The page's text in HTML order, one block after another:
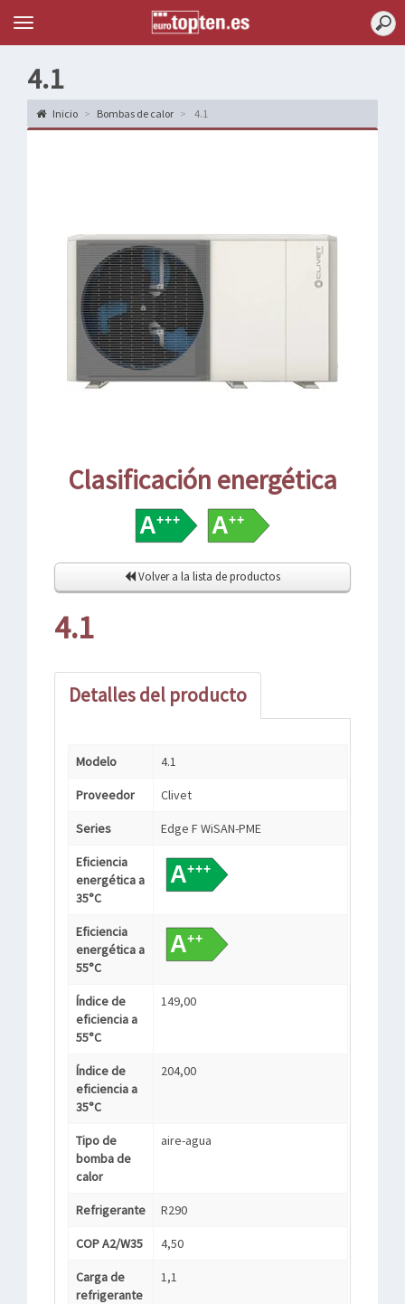
Topten
Menu
4.1
Inicio Bombas de calor 4.1
Clasificación energética
Volver a la lista de productos
4.1
Detalles del producto
Modelo 4.1
Proveedor Clivet
Series Edge F WiSAN-PME
Eficiencia
energética a
35°C
Eficiencia
energética a
55°C
Índice de
eficiencia a
55°C
149,00
Índice de
eficiencia a
35°C
204,00
Tipo de
bomba de
calor
aire-agua
Refrigerante R290
COP A2/W35 4,50
Carga de
refrigerante
1,1